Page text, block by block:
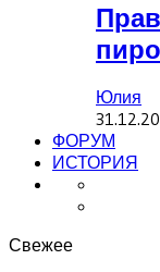
Юлия
ФОРУМ
ИСТОРИЯ
Свежее